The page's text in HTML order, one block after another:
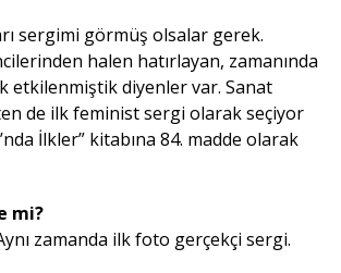
sergimi görmüş olsalar gerek.
halen hatırlayan, zamanında
etkilenmiştik diyenler var. Sanat
de ilk feminist sergi olarak seçiyor
İlkler” kitabına 84. madde olarak
mi?
zamanda ilk foto gerçekçi sergi.